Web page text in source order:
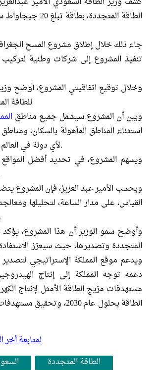
جاء ذلك خلال إطلاق مشروع المسح
وخلال توقيع اتفاقيتي المشروع، أوضح
للطاقة
وبين أن المشروع سيشمل جميع مناطق
استثناء المناطق المأهولة بالسكان،
لأي دولة في العالم أن قامت بمسحٍ جغرافي، من هذا النوع، على مثل هذه المساحة.
ويسهم المشروع، في تحديد أفضل
وبحسب الأمير عبد العزيز، فإن المشروع
القياس، على مدار الساعة، لتحليلها
وترتيبها من حيث مناسبتها لإقامة مشروعات الطاقة المتجددة.
وأوضح سمو الوزير أن هذا المشروع، يؤكد
المتجددة وتصديرها، حيث سيعزز
ويدعم موقع المملكة الإستراتيجي لتصدير
دعمه توجه المملكة إلى إنتاج
الطاقة بحلول عام
لمتابعة
الطاقة المتجددة